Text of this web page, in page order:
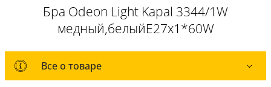
Бра Odeon Light Kapal 3344/1W
медный,белыйE27x1*60W
Все о товаре